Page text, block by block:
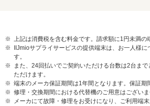
上記は消費税を含む料金です。請求額に1円未満
IIJmioサプライサービスの提供端末は、お一人様
す。
また、24回払いでご契約いただける台数は2台ま
ただけます。
端末のメーカ保証期間は1年間となります。保証
修理・交換期間における代替機のご用意はございま
メーカにて故障・修理をお受けになり、ご利用端